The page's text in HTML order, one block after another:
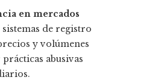
en mercados
sistemas de registro
y volúmenes
abusivas